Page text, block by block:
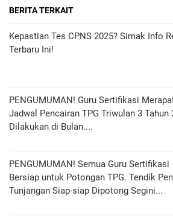
BERITA TERKAIT
Kepastian Tes CPNS 2025? Simak Info
Terbaru Ini!
PENGUMUMAN! Guru Sertifikasi
Jadwal Pencairan TPG Triwulan 3 Tahun
Dilakukan di Bulan....
PENGUMUMAN! Semua Guru Sertifikasi
Bersiap untuk Potongan TPG. Tendik
Tunjangan Siap-siap Dipotong Segini...